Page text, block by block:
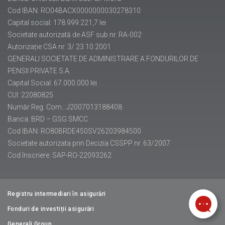
Cod IBAN: RO04BACX0000000030278310
Capital social: 178.999.221,7 lei
Societate autorizată de ASF sub nr. RA-002
Autorizație CSA nr. 3/ 23.10.2001
GENERALI SOCIETATE DE ADMINISTRARE A FONDURILOR DE
PENSII PRIVATE S.A.
Capital Social: 67.000.000 lei
CUI: 22080825
Număr Reg. Com.: J2007013188408
Banca: BRD – GSG SMCC
Cod IBAN: RO80BRDE450SV26203984500
Societate autorizata prin Decizia CSSPP nr. 63/2007
Cod înscriere: SAP-RO-22093262
Registru intermediari în asigurări
Fonduri de investiții asigurări